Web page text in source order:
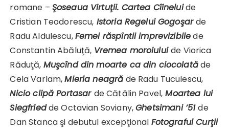
romane – Şoseaua Virtuţii. Cartea Cîineluide
Cristian Teodorescu, Istoria Regelui Gogoşarde
Radu Aldulescu,Femei răspîntii imprevizibilede
Constantin Abăluţă, Vremea moroiului de Viorica
Răduţă, Muşcînd din moarte ca din ciocolatăde
Cela Varlam,Mierla neagră de Radu Tuculescu,
Nicio clipă Portasar de Cătălin Pavel, Moartea lui
Siegfriedde Octavian Soviany,Ghetsimani ’51 de
Dan Stanca şi debutul excepţional Fotograful Curţii